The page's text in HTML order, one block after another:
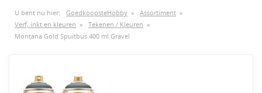
U bent nu hier: GoedkoopsteHobby » Assortiment »
Verf, inkt en kleuren » Tekenen / Kleuren »
Montana Gold Spuitbus 400 ml Gravel